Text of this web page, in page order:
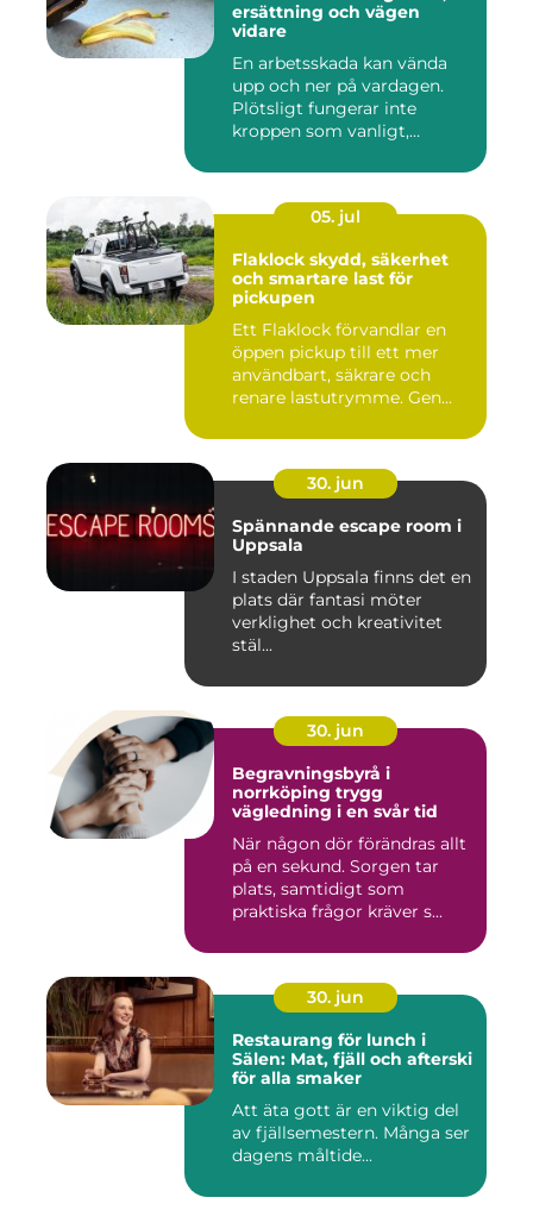
ersättning och vägen
vidare
En arbetsskada kan vända
upp och ner på vardagen.
Plötsligt fungerar inte
kroppen som vanligt,
05. jul
Flaklock skydd, säkerhet
och smartare last för
pickupen
Ett Flaklock förvandlar en
öppen pickup till ett mer
användbart, säkrare och
renare lastutrymme. Gen...
30. jun
Spännande escape room i
Uppsala
I staden Uppsala finns det en
plats där fantasi möter
verklighet och kreativitet
stäl...
30. jun
Begravningsbyrå i
norrköping trygg
vägledning i en svår tid
När någon dör förändras allt
på en sekund. Sorgen tar
plats, samtidigt som
praktiska frågor kräver s...
30. jun
Restaurang för lunch i
Sälen: Mat, fjäll och afterski
för alla smaker
Att äta gott är en viktig del
av fjällsemestern. Många ser
dagens måltide...